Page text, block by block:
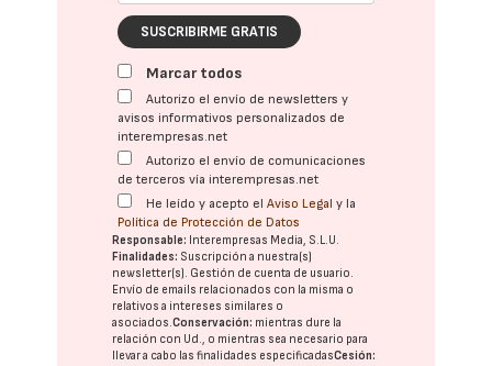
SUSCRIBIRME GRATIS
Marcar todos
Autorizo el envío de newsletters y
avisos informativos personalizados de
interempresas.net
Autorizo el envío de comunicaciones
de terceros vía interempresas.net
He leído y acepto elAviso Legal y la
Política de Protección de Datos
Responsable: Interempresas Media, S.L.U.
Finalidades: Suscripción a nuestra(s)
newsletter(s). Gestión de cuenta de usuario.
Envío de emails relacionados con la misma o
relativos a intereses similares o
asociados.Conservación: mientras dure la
relación con Ud., o mientras sea necesario para
llevar a cabo las finalidades especificadasCesión: